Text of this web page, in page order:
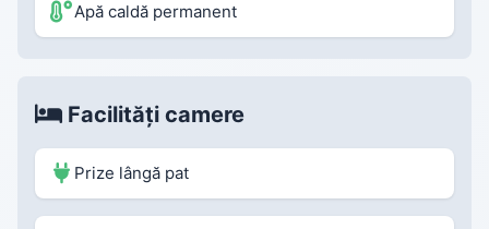
Apă caldă permanent
Facilități camere
Prize lângă pat